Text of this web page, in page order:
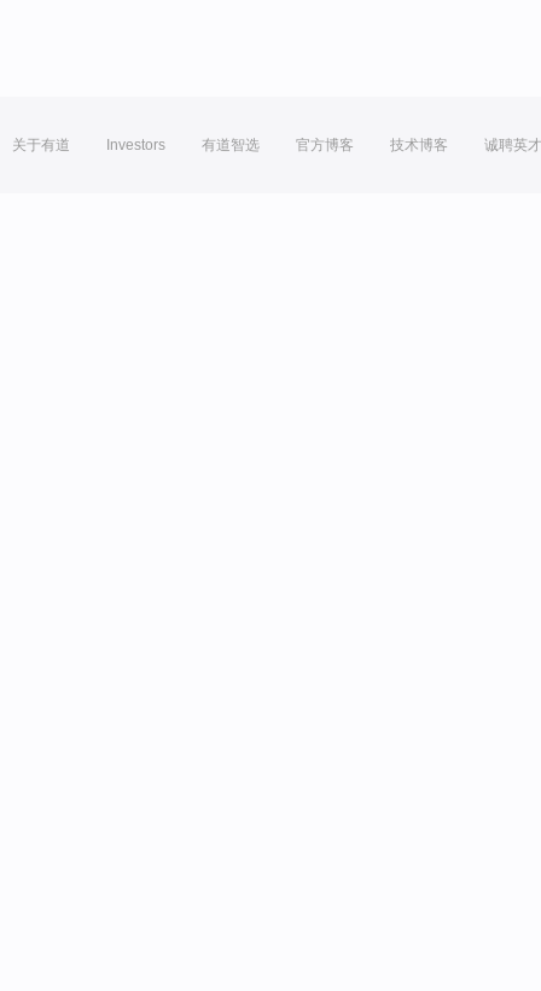
关于有道 Investors 有道智选 官方博客 技术博客 诚聘英才